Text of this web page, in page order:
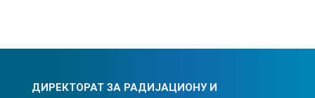
ДИРЕКТОРАТ ЗА РАДИЈАЦИОНУ И